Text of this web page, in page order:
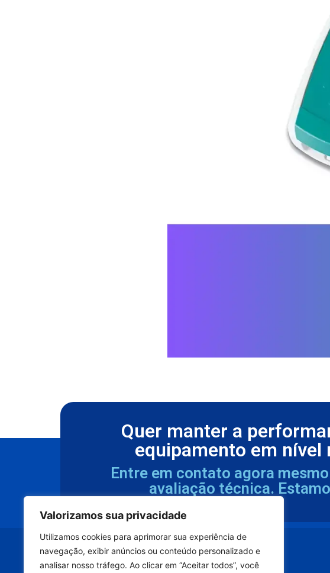
Valorizamos sua privacidade
Utilizamos cookies para aprimorar sua experiência de
navegação, exibir anúncios ou conteúdo personalizado e
analisar nosso tráfego. Ao clicar em “Aceitar todos”, você
Quer manter a
equipamento em nível
Entre em contato agora
avaliação técnica.